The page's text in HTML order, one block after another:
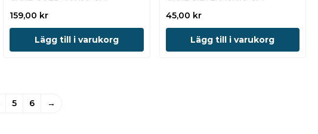
159,00 kr
Lägg till i varukorg
45,00 kr
Lägg till i varukorg
5 6 →